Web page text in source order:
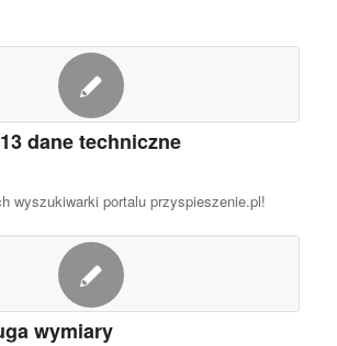
dane techniczne
wyszukiwarki portalu przyspieszenie.pl!
wymiary